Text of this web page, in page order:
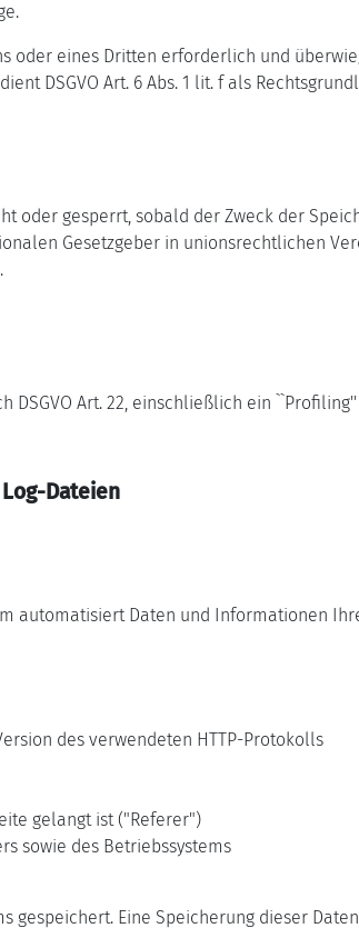
oder eines Dritten erforderlich und
DSGVO Art. 6 Abs. 1 lit. f als
oder gesperrt, sobald der Zweck der
Gesetzgeber in unionsrechtlichen
Art. 22, einschließlich ein
Dateien
automatisiert Daten und Informationen
des verwendeten HTTP-Protokolls
gelangt ist ("Referer")
sowie des Betriebssystems
gespeichert. Eine Speicherung dieser